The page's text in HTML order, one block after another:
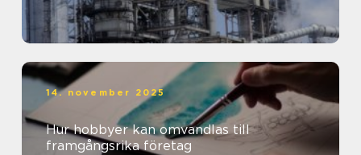
14. november 2025
Hur hobbyer kan omvandlas till
framgångsrika företag